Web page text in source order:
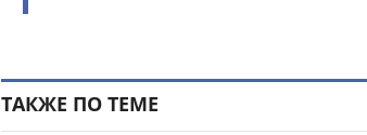
ТАКЖЕ ПО ТЕМЕ